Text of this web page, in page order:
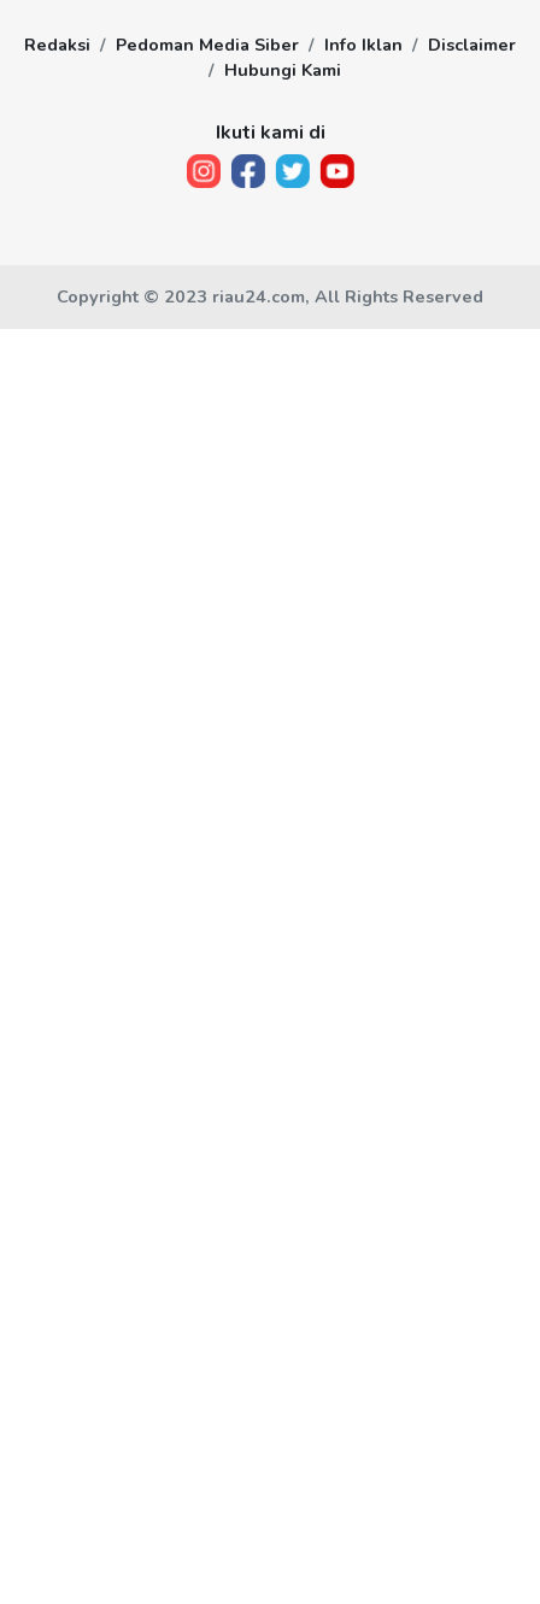
Redaksi Pedoman Media Siber Info Iklan
Disclaimer
Hubungi Kami
Ikuti kami di
Copyright © 2023 riau24.com, All Rights Reserved